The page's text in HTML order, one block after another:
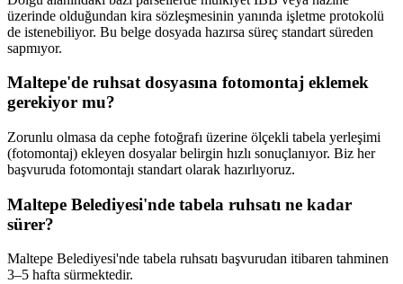
üzerinde olduğundan kira sözleşmesinin yanında işletme protokolü
de istenebiliyor. Bu belge dosyada hazırsa süreç standart süreden
sapmıyor.
Maltepe'de ruhsat dosyasına fotomontaj eklemek
gerekiyor mu?
Zorunlu olmasa da cephe fotoğrafı üzerine ölçekli tabela yerleşimi
(fotomontaj) ekleyen dosyalar belirgin hızlı sonuçlanıyor. Biz her
başvuruda fotomontajı standart olarak hazırlıyoruz.
Maltepe Belediyesi'nde tabela ruhsatı ne kadar
sürer?
Maltepe Belediyesi'nde tabela ruhsatı başvurudan itibaren tahminen
3–5 hafta sürmektedir.